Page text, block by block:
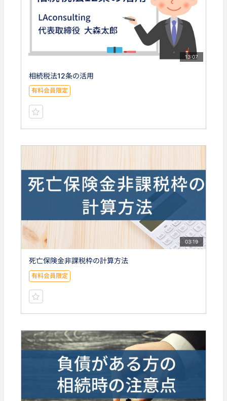
13:07
相続税法12条の活用
有料会員限定
03:19
死亡保険金非課税枠の計算方法
有料会員限定